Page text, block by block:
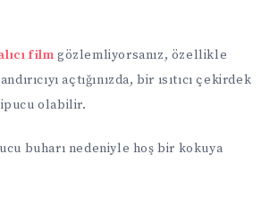
film gözlemliyorsanız, özellikle
açtığınızda, bir ısıtıcı çekirdek
olabilir.
buharı nedeniyle hoş bir kokuya